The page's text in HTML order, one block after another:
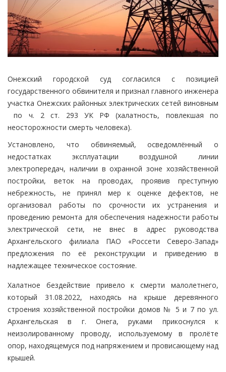
Онежский городской суд согласился с позицией
государственного обвинителя и признал главного инженера
участка Онежских районных электрических сетей виновным
по ч. 2 ст. 293 УК РФ (халатность, повлекшая по
неосторожности смерть человека).
Установлено, что обвиняемый, осведомлённый о
недостатках эксплуатации воздушной линии
электропередач, наличии в охранной зоне хозяйственной
постройки, веток на проводах, проявив преступную
небрежность, не принял мер к оценке дефектов, не
организовал работы по срочности их устранения и
проведению ремонта для обеспечения надежности работы
электрической сети, не внес в адрес руководства
Архангельского филиала ПАО «Россети Северо-Запад»
предложения по её реконструкции и приведению в
надлежащее техническое состояние.
Халатное бездействие привело к смерти малолетнего,
который 31.08.2022, находясь на крыше деревянного
строения хозяйственной постройки домов № 5 и 7 по ул.
Архангельская в г. Онега, руками прикоснулся к
неизолированному проводу, используемому в пролёте
опор, находящемуся под напряжением и провисающему над
крышей.